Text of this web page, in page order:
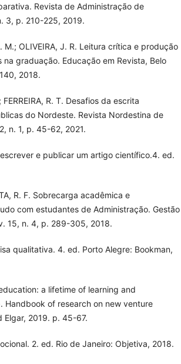
Revista de Administração de
3, p. 210-225, 2019.
M.; OLIVEIRA, J. R. Leitura crítica e produção
graduação. Educação em Revista, Belo
2018.
R. T. Desafios da escrita
do Nordeste. Revista Nordestina de
n. 1, p. 45-62, 2021.
escrever e publicar um artigo científico.4. ed.
R. F. Sobrecarga acadêmica e
com estudantes de Administração. Gestão
15, n. 4, p. 289-305, 2018.
qualitativa. 4. ed. Porto Alegre: Bookman,
a lifetime of learning and
Handbook of research on new venture
Elgar, 2019. p. 45-67.
2. ed. Rio de Janeiro: Objetiva, 2018.